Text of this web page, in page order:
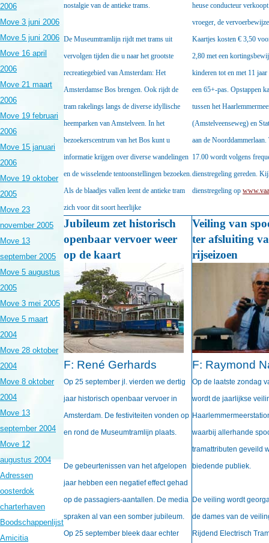
2006
Move 3 juni 2006
Move 5 juni 2006
Move 16 april
2006
Move 21 maart
2006
Move 19 februari
2006
Move 15 januari
2006
Move 19 oktober
2005
Move 23
november 2005
Move 13
september 2005
Move 5 augustus
2005
Move 3 mei 2005
Move 5 maart
2004
Move 28 oktober
2004
Move 8 oktober
2004
Move 13
september 2004
Move 12
augustus 2004
Adressen
oosterdok
charterhaven
Boodschappenlijst
Amicitia
nostalgie van de antieke trams.
De Museumtramlijn rijdt met trams uit
vervolgen tijden die u naar het grootste
recreatiegebied van Amsterdam: Het
Amsterdamse Bos brengen. Ook rijdt de
tram rakelings langs de diverse idyllische
heemparken van Amstelveen. In het
bezoekerscentrum van het Bos kunt u
informatie krijgen over diverse wandelingen
en de wisselende tentoonstellingen bezoeken.
Als de blaadjes vallen leent de antieke tram
zich voor dit soort heerlijke
heuse conducteur
vroeger, de
Kaartjes kosten € 3,50
2,80 met een
kinderen tot en met 11
een 65+-pas. Opstappen
tussen het
(Amstelveenseweg) en
aan de
17.00 wordt volgens
dienstregeling gereden.
dienstregeling op
Jubileum zet historisch
openbaar vervoer weer
op de kaart
Veiling van
ter afsluiting
rijseizoen
F: René Gerhards F: Raymond
Op 25 september jl. vierden we dertig
jaar historisch openbaar vervoer in
Amsterdam. De festiviteiten vonden op
en rond de Museumtramlijn plaats.
De gebeurtenissen van het afgelopen
jaar hebben een negatief effect gehad
op de passagiers-aantallen. De media
spraken al van een somber jubileum.
Op 25 september bleek daar echter
Op de laatste zondag
wordt de jaarlijkse
waarbij allerhande
tramattributen geveild
biedende publiek.
De veiling wordt
de dames van de
Rijdend Electrisch